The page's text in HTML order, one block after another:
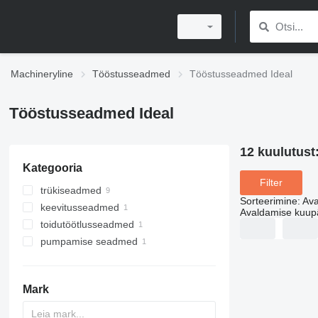
Machineryline Tööstusseadmed Tööstusseadmed Ideal
Tööstusseadmed Ideal
Kategooria
trükiseadmed
trükijärgse töötlemise seadmed
paberigiljotiinid
paberihundid
keevitusseadmed
keevitusmanipulaatorid
toidutöötlusseadmed
pagariseadmed
pumpamise seadmed
Mark
12 kuulutust:
Filter
Sorteerimine:
Avaldamise